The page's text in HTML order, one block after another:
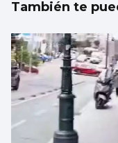
También te